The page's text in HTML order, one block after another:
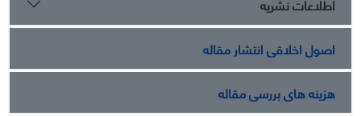
اصول اخلاقی انتشار مقاله
هزینه های بررسی مقاله